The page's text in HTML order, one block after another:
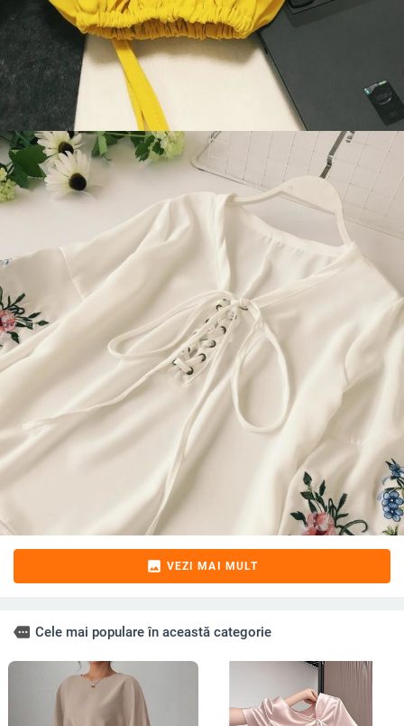
image VEZI MAI MULT
more Cele mai populare în această categorie